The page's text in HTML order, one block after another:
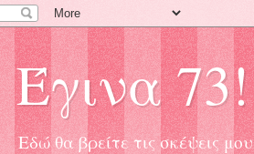
Έγινα
Εδώ θα βρείτε τις σκέψεις